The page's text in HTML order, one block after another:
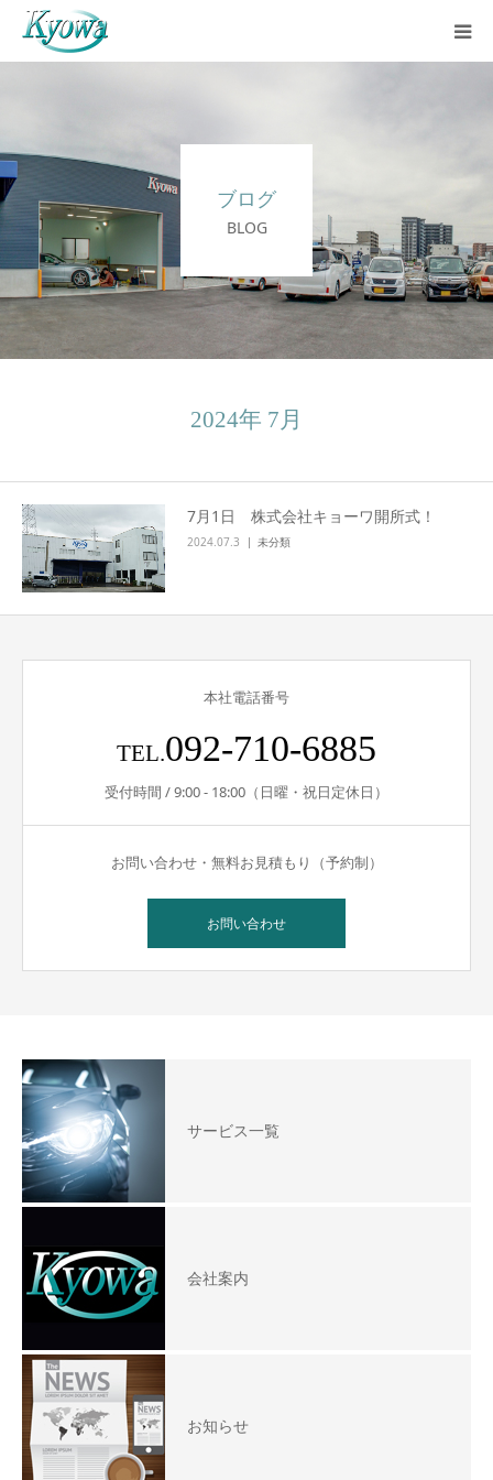
ブログ
BLOG
2024年 7月
7月1日 株式会社キョーワ開所式！
2024.07.3 未分類
本社電話番号
TEL.092-710-6885
受付時間 / 9:00 - 18:00（日曜・祝日定休日）
お問い合わせ・無料お見積もり（予約制）
お問い合わせ
サービス一覧
会社案内
お知らせ
サービス内容
会社案内
ブログ
お問い合わせ